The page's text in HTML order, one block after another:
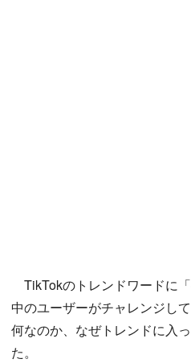
TikTokのトレンドワードに
中のユーザーがチャレンジし
何なのか、なぜトレンドに入
た。